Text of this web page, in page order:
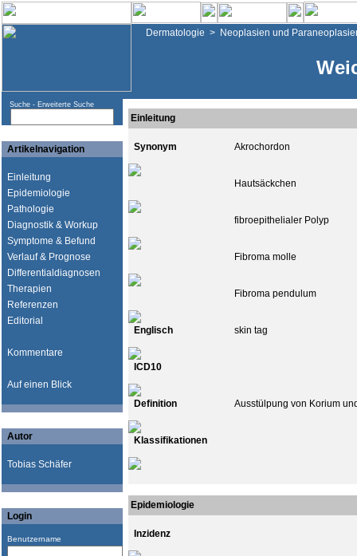
Dermatologie > Neoplasien und
Suche - Erweiterte Suche
Artikelnavigation
Einleitung
Epidemiologie
Pathologie
Diagnostik & Workup
Symptome & Befund
Verlauf & Prognose
Differentialdiagnosen
Therapien
Referenzen
Editorial
Kommentare
Auf einen Blick
Autor
Tobias Schäfer
Login
Benutzername
Einleitung
Synonym Akrochordon
Hautsäckchen
fibroepithelialer Polyp
Fibroma molle
Fibroma pendulum
Englisch skin tag
ICD10
Definition Ausstülpung von Korium
Klassifikationen
Epidemiologie
Inzidenz